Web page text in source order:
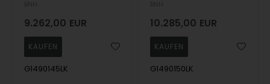
9.262,00 EUR
G1490145LK
10.285,00 EUR
G1490150LK